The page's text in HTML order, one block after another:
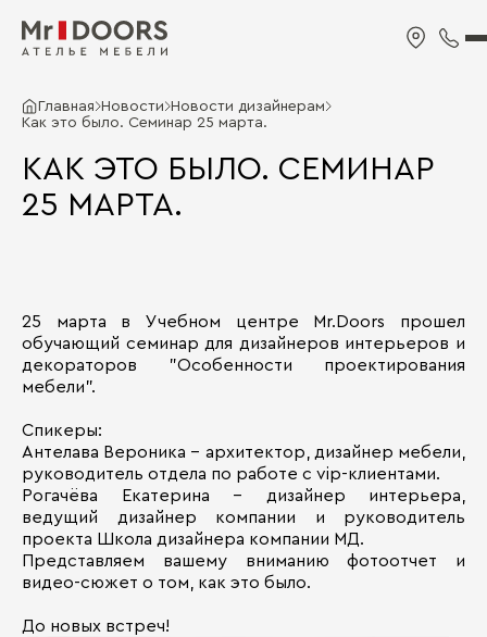
Главная Новости
Новости дизайнерам
Как это было. Семинар 25 марта.
КАК ЭТО БЫЛО. СЕМИНАР
25 МАРТА.
25 марта в Учебном центре Mr.Doors прошел
обучающий семинар для дизайнеров интерьеров и
декораторов "Особенности проектирования
мебели".
Спикеры:
Антелава Вероника – архитектор, дизайнер мебели,
руководитель отдела по работе с vip-клиентами.
Рогачёва Екатерина – дизайнер интерьера,
ведущий дизайнер компании и руководитель
проекта Школа дизайнера компании МД.
Представляем вашему вниманию фотоотчет и
видео-сюжет о том, как это было.
До новых встреч!